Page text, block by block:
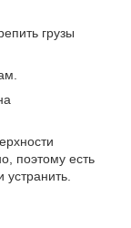
грузы
поэтому есть
устранить.